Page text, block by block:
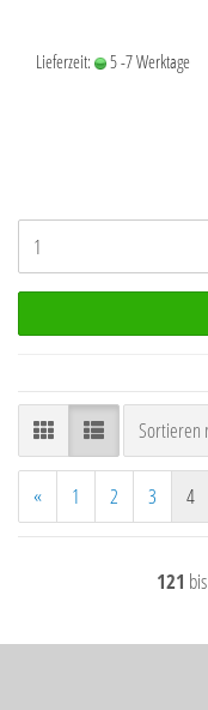
Lieferzeit: 5 -7 Werktage
Sortieren
Sortieren
« 1 2 3 4
121 bis